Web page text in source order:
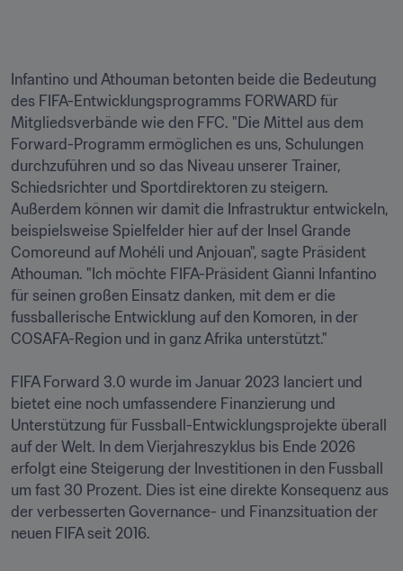
Infantino und Athouman betonten beide die Bedeutung
des FIFA-Entwicklungsprogramms FORWARD für
Mitgliedsverbände wie den FFC. "Die Mittel aus dem
Forward-Programm ermöglichen es uns, Schulungen
durchzuführen und so das Niveau unserer Trainer,
Schiedsrichter und Sportdirektoren zu steigern.
Außerdem können wir damit die Infrastruktur entwickeln,
beispielsweise Spielfelder hier auf der Insel Grande
Comoreund auf Mohéli und Anjouan", sagte Präsident
Athouman. "Ich möchte FIFA-Präsident Gianni Infantino
für seinen großen Einsatz danken, mit dem er die
fussballerische Entwicklung auf den Komoren, in der
COSAFA-Region und in ganz Afrika unterstützt."
FIFA Forward 3.0 wurde im Januar 2023 lanciert und
bietet eine noch umfassendere Finanzierung und
Unterstützung für Fussball-Entwicklungsprojekte überall
auf der Welt. In dem Vierjahreszyklus bis Ende 2026
erfolgt eine Steigerung der Investitionen in den Fussball
um fast 30 Prozent. Dies ist eine direkte Konsequenz aus
der verbesserten Governance- und Finanzsituation der